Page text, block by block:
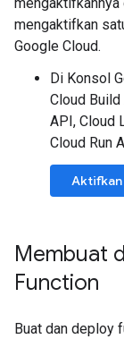
mengaktifkan
Google Cloud.
Di Konsol
Cloud
API, Cloud
Cloud Run
Aktifkan
Membuat
Function
Buat dan deploy